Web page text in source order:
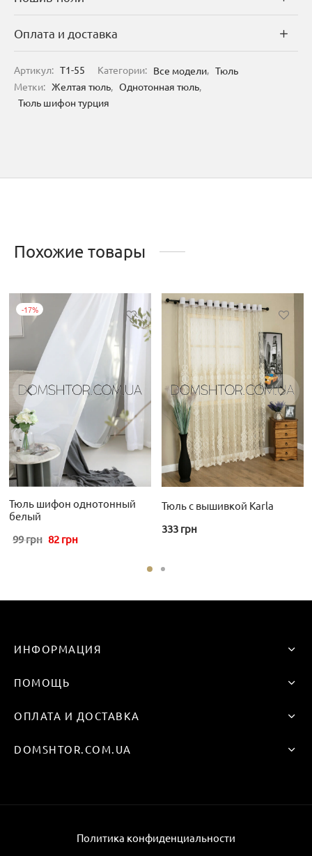
Оплата и доставка
Артикул: T1-55 Категории: Все модели, Тюль
Метки: Желтая тюль, Однотонная тюль,
Тюль шифон турция
Похожие товары
-17%
Тюль шифон однотонный
белый
99грн
Первоначальная
82 грн
Текущая
Тюль с вышивкой Karla
333 грн
DOMSHTOR.COM.UA
ПОМОЩЬ
ОПЛАТА И ДОСТАВКА
ИНФОРМАЦИЯ
Политика конфиденциальности